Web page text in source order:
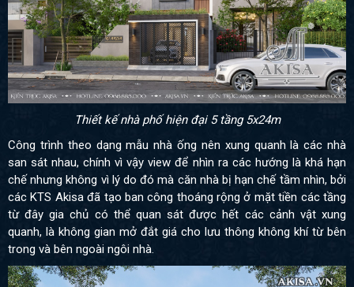
Thiết kế nhà phố hiện đại 5 tầng 5x24m
Công trình theo dạng mẫu nhà ống nên xung quanh là các nhà
san sát nhau, chính vì vậy view để nhìn ra các hướng là khá hạn
chế nhưng không vì lý do đó mà căn nhà bị hạn chế tầm nhìn, bởi
các KTS Akisa đã tạo ban công thoáng rộng ở mặt tiền các tầng
từ đây gia chủ có thể quan sát được hết các cảnh vật xung
quanh, là không gian mở đắt giá cho lưu thông không khí từ bên
trong và bên ngoài ngôi nhà.